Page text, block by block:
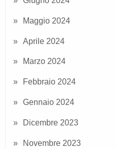
Maggio 2024
Aprile 2024
Marzo 2024
Febbraio 2024
Gennaio 2024
Dicembre 2023
Novembre 2023